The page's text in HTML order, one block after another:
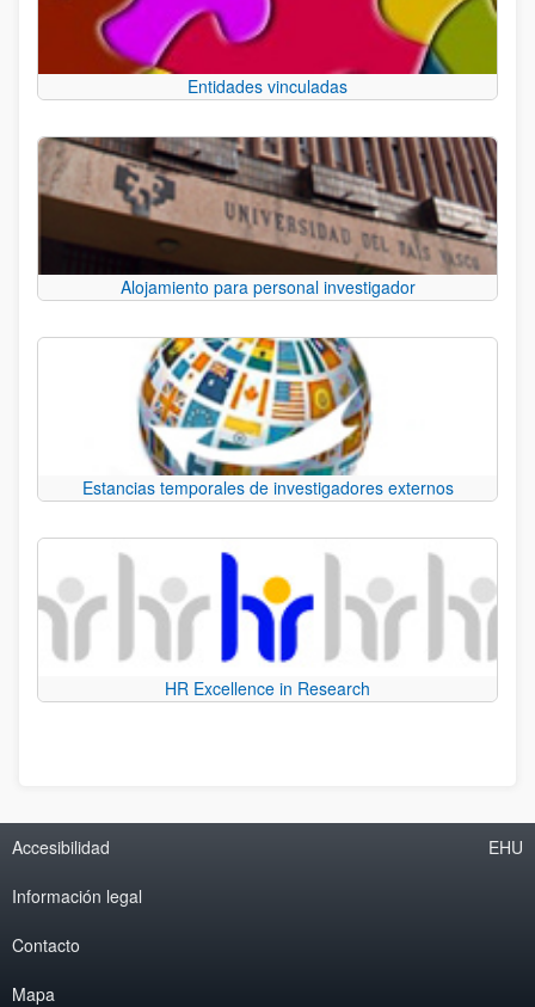
Entidades vinculadas
Alojamiento para personal investigador
Estancias temporales de investigadores externos
HR Excellence in Research
Accesibilidad
Información legal
Contacto
Mapa
EHU